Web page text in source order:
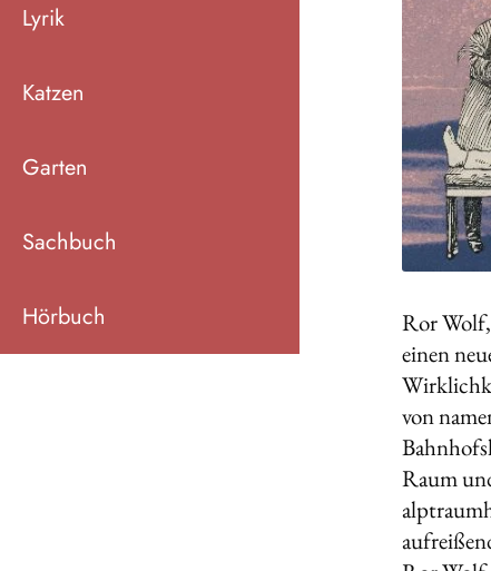
Lyrik
Katzen
Garten
Sachbuch
Hörbuch
Ror
einen
von
Raum